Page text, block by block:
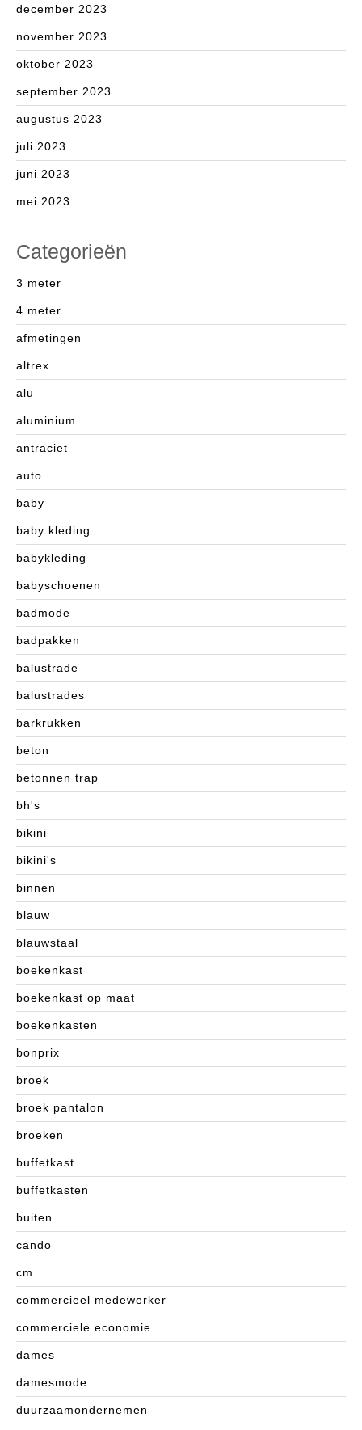
december 2023
november 2023
oktober 2023
september 2023
augustus 2023
juli 2023
juni 2023
mei 2023
Categorieën
3 meter
4 meter
afmetingen
altrex
alu
aluminium
antraciet
auto
baby
baby kleding
babykleding
babyschoenen
badmode
badpakken
balustrade
balustrades
barkrukken
beton
betonnen trap
bh's
bikini
bikini's
binnen
blauw
blauwstaal
boekenkast
boekenkast op maat
boekenkasten
bonprix
broek
broek pantalon
broeken
buffetkast
buffetkasten
buiten
cando
cm
commercieel medewerker
commerciele economie
dames
damesmode
duurzaamondernemen